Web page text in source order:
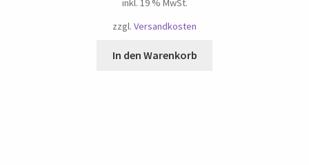
zzgl. Versandkosten
In den Warenkorb